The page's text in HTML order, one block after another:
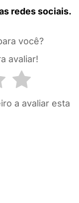
redes sociais.
você?
avaliar!
a avaliar esta